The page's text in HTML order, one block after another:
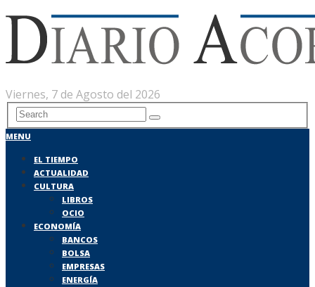
Viernes, 7 de Agosto del 2026
MENU
EL TIEMPO
ACTUALIDAD
CULTURA
LIBROS
OCIO
ECONOMÍA
BANCOS
BOLSA
EMPRESAS
ENERGÍA